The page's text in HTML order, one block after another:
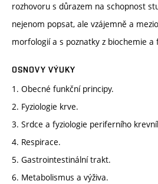
rozhovoru s důrazem na schopnost
nejenom popsat, ale vzájemně a
morfologií a s poznatky z biochemie a
OSNOVY VÝUKY
1. Obecné funkční principy.
2. Fyziologie krve.
3. Srdce a fyziologie periferního
4. Respirace.
5. Gastrointestinální trakt.
6. Metabolismus a výživa.